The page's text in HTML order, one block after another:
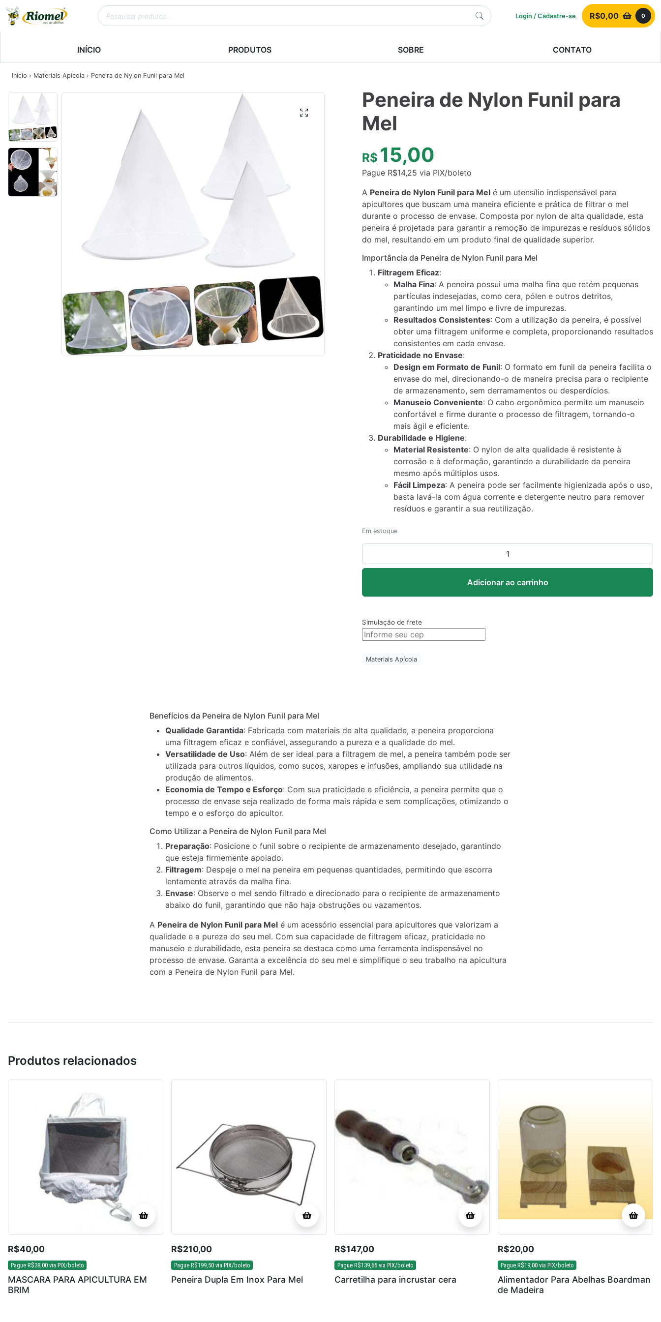
Login / Cadastre-se R$0,00 0
INÍCIO PRODUTOS SOBRE CONTATO
Início › Materiais Apícola › Peneira de Nylon Funil para Mel
Peneira de Nylon Funil para
Mel
R$ 15,00
Pague R$14,25 via PIX/boleto
A Peneira de Nylon Funil para Mel é um utensílio indispensável para
apicultores que buscam uma maneira eficiente e prática de filtrar o mel
durante o processo de envase. Composta por nylon de alta qualidade, esta
peneira é projetada para garantir a remoção de impurezas e resíduos sólidos
do mel, resultando em um produto final de qualidade superior.
Importância da Peneira de Nylon Funil para Mel
Filtragem Eficaz:
Malha Fina: A peneira possui uma malha fina que retém pequenas
partículas indesejadas, como cera, pólen e outros detritos,
garantindo um mel limpo e livre de impurezas.
Resultados Consistentes: Com a utilização da peneira, é possível
obter uma filtragem uniforme e completa, proporcionando resultados
consistentes em cada envase.
Praticidade no Envase:
Design em Formato de Funil: O formato em funil da peneira facilita o
envase do mel, direcionando-o de maneira precisa para o recipiente
de armazenamento, sem derramamentos ou desperdícios.
Manuseio Conveniente: O cabo ergonômico permite um manuseio
confortável e firme durante o processo de filtragem, tornando-o
mais ágil e eficiente.
Durabilidade e Higiene:
Material Resistente: O nylon de alta qualidade é resistente à
corrosão e à deformação, garantindo a durabilidade da peneira
mesmo após múltiplos usos.
Fácil Limpeza: A peneira pode ser facilmente higienizada após o uso,
basta lavá-la com água corrente e detergente neutro para remover
resíduos e garantir a sua reutilização.
Em estoque
de
Nylon
para
quantidade
Adicionar ao carrinho
Simulação de frete
Materiais Apícola
Benefícios da Peneira de Nylon Funil para Mel
Qualidade Garantida: Fabricada com materiais de alta qualidade, a peneira proporciona
uma filtragem eficaz e confiável, assegurando a pureza e a qualidade do mel.
Versatilidade de Uso: Além de ser ideal para a filtragem de mel, a peneira também pode ser
utilizada para outros líquidos, como sucos, xaropes e infusões, ampliando sua utilidade na
produção de alimentos.
Economia de Tempo e Esforço: Com sua praticidade e eficiência, a peneira permite que o
processo de envase seja realizado de forma mais rápida e sem complicações, otimizando o
tempo e o esforço do apicultor.
Como Utilizar a Peneira de Nylon Funil para Mel
Preparação: Posicione o funil sobre o recipiente de armazenamento desejado, garantindo
que esteja firmemente apoiado.
Filtragem: Despeje o mel na peneira em pequenas quantidades, permitindo que escorra
lentamente através da malha fina.
Envase: Observe o mel sendo filtrado e direcionado para o recipiente de armazenamento
abaixo do funil, garantindo que não haja obstruções ou vazamentos.
A Peneira de Nylon Funil para Mel é um acessório essencial para apicultores que valorizam a
qualidade e a pureza do seu mel. Com sua capacidade de filtragem eficaz, praticidade no
manuseio e durabilidade, esta peneira se destaca como uma ferramenta indispensável no
processo de envase. Garanta a excelência do seu mel e simplifique o seu trabalho na apicultura
com a Peneira de Nylon Funil para Mel.
Produtos relacionados
R$40,00
Pague R$38,00 via PIX/boleto
MASCARA PARA APICULTURA EM
BRIM
R$210,00
Pague R$199,50 via PIX/boleto
Peneira Dupla Em Inox Para Mel
R$147,00
Pague R$139,65 via PIX/boleto
Carretilha para incrustar cera
R$20,00
Pague R$19,00 via PIX/boleto
Alimentador Para Abelhas Boardman
de Madeira